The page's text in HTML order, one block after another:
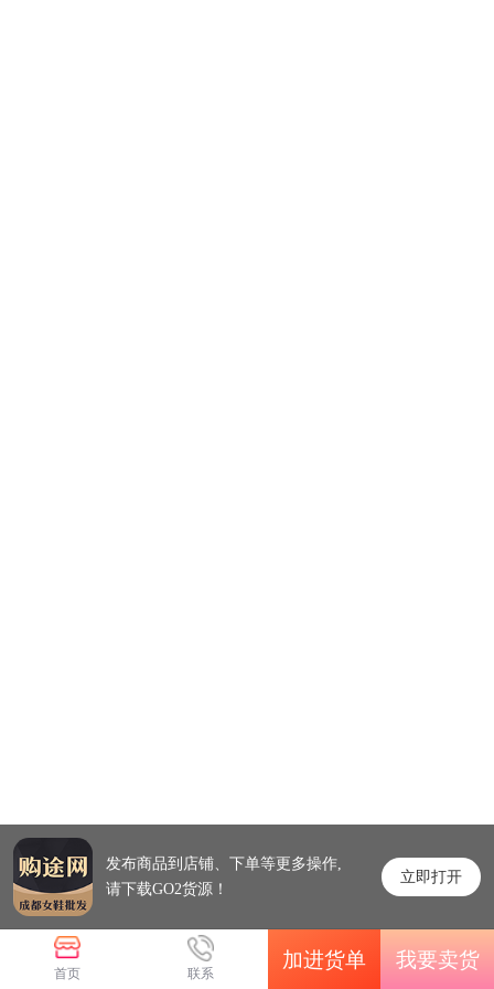
首页 联系 加进货单 我要卖货
发布商品到店铺、下单等更多操作,
请下载GO2货源！
立即打开